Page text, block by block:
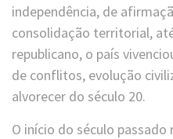
independência, de
consolidação territorial,
republicano, o país
de conflitos, evolução
alvorecer do século 20.
O início do século passado